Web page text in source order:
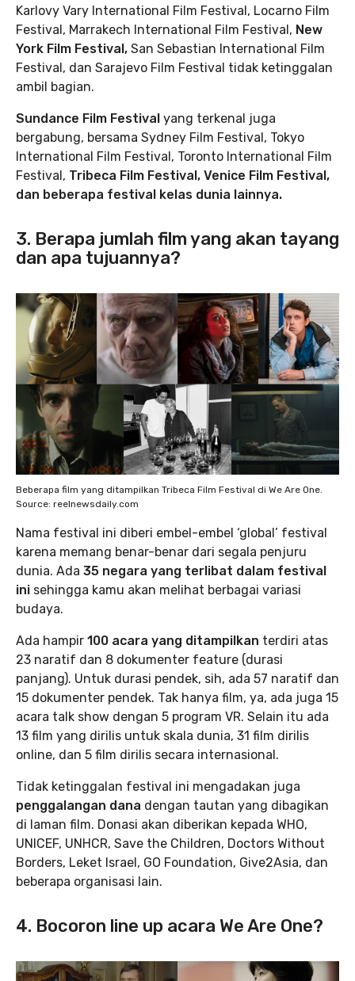
Karlovy Vary International Film Festival, Locarno Film
Festival, Marrakech International Film Festival, New
York Film Festival, San Sebastian International Film
Festival, dan Sarajevo Film Festival tidak ketinggalan
ambil bagian.
Sundance Film Festival yang terkenal juga
bergabung, bersama Sydney Film Festival, Tokyo
International Film Festival, Toronto International Film
Festival, Tribeca Film Festival, Venice Film Festival,
dan beberapa festival kelas dunia lainnya.
3. Berapa jumlah film yang akan tayang
dan apa tujuannya?
Beberapa film yang ditampilkan Tribeca Film Festival di We Are One.
Source: reelnewsdaily.com
Nama festival ini diberi embel-embel ‘global’ festival
karena memang benar-benar dari segala penjuru
dunia. Ada 35 negara yang terlibat dalam festival
ini sehingga kamu akan melihat berbagai variasi
budaya.
Ada hampir 100 acara yang ditampilkan terdiri atas
23 naratif dan 8 dokumenter feature (durasi
panjang). Untuk durasi pendek, sih, ada 57 naratif dan
15 dokumenter pendek. Tak hanya film, ya, ada juga 15
acara talk show dengan 5 program VR. Selain itu ada
13 film yang dirilis untuk skala dunia, 31 film dirilis
online, dan 5 film dirilis secara internasional.
Tidak ketinggalan festival ini mengadakan juga
penggalangan dana dengan tautan yang dibagikan
di laman film. Donasi akan diberikan kepada WHO,
UNICEF, UNHCR, Save the Children, Doctors Without
Borders, Leket Israel, GO Foundation, Give2Asia, dan
beberapa organisasi lain.
4. Bocoron line up acara We Are One?